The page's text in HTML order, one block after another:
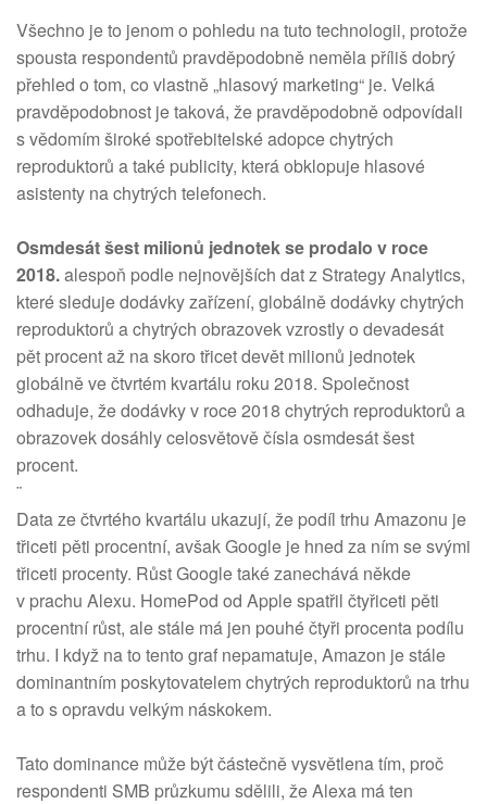
Všechno je to jenom o pohledu na tuto technologii, protože
spousta respondentů pravděpodobně neměla příliš dobrý
přehled o tom, co vlastně „hlasový marketing“ je. Velká
pravděpodobnost je taková, že pravděpodobně odpovídali
s vědomím široké spotřebitelské adopce chytrých
reproduktorů a také publicity, která obklopuje hlasové
asistenty na chytrých telefonech.
Osmdesát šest milionů jednotek se prodalo v roce
2018.alespoň podle nejnovějších dat z Strategy Analytics,
které sleduje dodávky zařízení, globálně dodávky chytrých
reproduktorů a chytrých obrazovek vzrostly o devadesát
pět procent až na skoro třicet devět milionů jednotek
globálně ve čtvrtém kvartálu roku 2018. Společnost
odhaduje, že dodávky v roce 2018 chytrých reproduktorů a
obrazovek dosáhly celosvětově čísla osmdesát šest
procent.
¨
Data ze čtvrtého kvartálu ukazují, že podíl trhu Amazonu je
třiceti pěti procentní, avšak Google je hned za ním se svými
třiceti procenty. Růst Google také zanechává někde
v prachu Alexu. HomePod od Apple spatřil čtyřiceti pěti
procentní růst, ale stále má jen pouhé čtyři procenta podílu
trhu. I když na to tento graf nepamatuje, Amazon je stále
dominantním poskytovatelem chytrých reproduktorů na trhu
a to s opravdu velkým náskokem.
Tato dominance může být částečně vysvětlena tím, proč
respondenti SMB průzkumu sdělili, že Alexa má ten